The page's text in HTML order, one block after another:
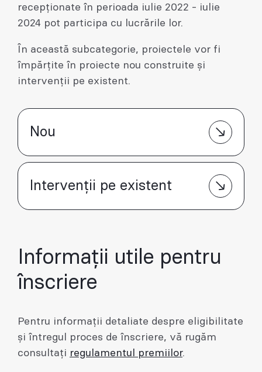
recepționate în perioada iulie 2022 - iulie
2024 pot participa cu lucrările lor.
În această subcategorie, proiectele vor fi
împărțite în proiecte nou construite și
intervenții pe existent.
Nou
Intervenții pe existent
Informații utile pentru
înscriere
Pentru informații detaliate despre eligibilitate
și întregul proces de înscriere, vă rugăm
consultați regulamentul premiilor.